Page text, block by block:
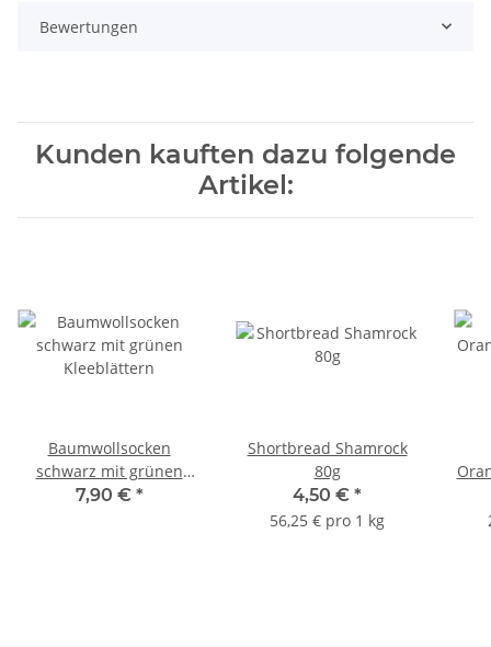
Bewertungen
Kunden kauften dazu folgende
Artikel:
Baumwollsocken
schwarz mit grünen
Kleeblättern
7,90 € *
Shortbread Shamrock
80g
4,50 € *
56,25 € pro 1 kg